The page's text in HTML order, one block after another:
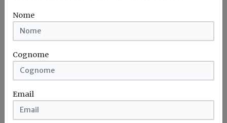
Nome
Cognome
Email